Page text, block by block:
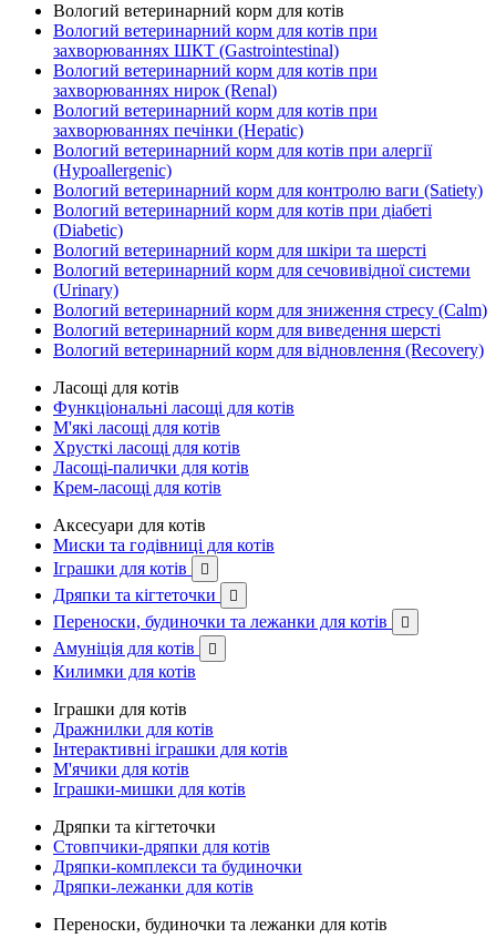
Вологий ветеринарний корм для котів
Вологий ветеринарний корм для котів при
захворюваннях ШКТ (Gastrointestinal)
Вологий ветеринарний корм для котів при
захворюваннях нирок (Renal)
Вологий ветеринарний корм для котів при
захворюваннях печінки (Hepatic)
Вологий ветеринарний корм для котів при алергії
(Hypoallergenic)
Вологий ветеринарний корм для контролю ваги (Satiety)
Вологий ветеринарний корм для котів при діабеті
(Diabetic)
Вологий ветеринарний корм для шкіри та шерсті
Вологий ветеринарний корм для сечовивідної системи
(Urinary)
Вологий ветеринарний корм для зниження стресу (Calm)
Вологий ветеринарний корм для виведення шерсті
Вологий ветеринарний корм для відновлення (Recovery)
Ласощі для котів
Функціональні ласощі для котів
М'які ласощі для котів
Хрусткі ласощі для котів
Ласощі-палички для котів
Крем-ласощі для котів
Аксесуари для котів
Миски та годівниці для котів
Іграшки для котів

Дряпки та кігтеточки 
Переноски, будиночки та лежанки для котів 
Амуніція для котів 
Килимки для котів
Іграшки для котів
Дражнилки для котів
Інтерактивні іграшки для котів
М'ячики для котів
Іграшки-мишки для котів
Дряпки та кігтеточки
Стовпчики-дряпки для котів
Дряпки-комплекси та будиночки
Дряпки-лежанки для котів
Переноски, будиночки та лежанки для котів